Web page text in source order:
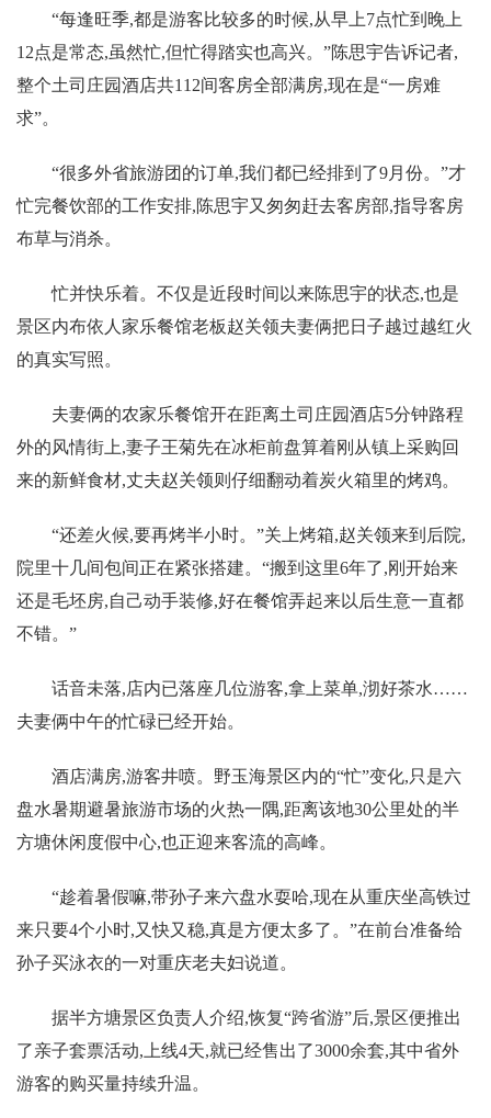
“每逢旺季,都是游客比较多的时候,从早上7点忙到晚上
12点是常态,虽然忙,但忙得踏实也高兴。”陈思宇告诉记者,
整个土司庄园酒店共112间客房全部满房,现在是“一房难
求”。
“很多外省旅游团的订单,我们都已经排到了9月份。”才
忙完餐饮部的工作安排,陈思宇又匆匆赶去客房部,指导客房
布草与消杀。
忙并快乐着。不仅是近段时间以来陈思宇的状态,也是
景区内布依人家乐餐馆老板赵关领夫妻俩把日子越过越红火
的真实写照。
夫妻俩的农家乐餐馆开在距离土司庄园酒店5分钟路程
外的风情街上,妻子王菊先在冰柜前盘算着刚从镇上采购回
来的新鲜食材,丈夫赵关领则仔细翻动着炭火箱里的烤鸡。
“还差火候,要再烤半小时。”关上烤箱,赵关领来到后院,
院里十几间包间正在紧张搭建。“搬到这里6年了,刚开始来
还是毛坯房,自己动手装修,好在餐馆弄起来以后生意一直都
不错。”
话音未落,店内已落座几位游客,拿上菜单,沏好茶水……
夫妻俩中午的忙碌已经开始。
酒店满房,游客井喷。野玉海景区内的“忙”变化,只是六
盘水暑期避暑旅游市场的火热一隅,距离该地30公里处的半
方塘休闲度假中心,也正迎来客流的高峰。
“趁着暑假嘛,带孙子来六盘水耍哈,现在从重庆坐高铁过
来只要4个小时,又快又稳,真是方便太多了。”在前台准备给
孙子买泳衣的一对重庆老夫妇说道。
据半方塘景区负责人介绍,恢复“跨省游”后,景区便推出
了亲子套票活动,上线4天,就已经售出了3000余套,其中省外
游客的购买量持续升温。